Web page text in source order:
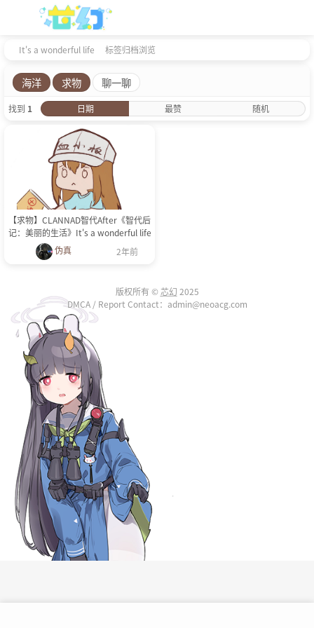
It's a wonderful life 标签归档浏览
海洋 求物 聊一聊
找到 1 日期 最赞 随机
【求物】CLANNAD智代After《智代后
记：美丽的生活》It's a wonderful life
伪真
2年前
版权所有 © 芯幻 2025
DMCA / Report Contact：admin@neoacg.com